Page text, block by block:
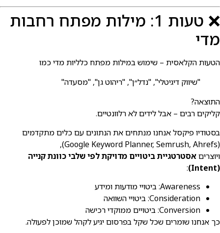
❌ טעות 1: מילות מפתח רחבות
מדי
הטעות הקלאסית – שימוש במילות מפתח כלליות מדי כמו
"שיווק דיגיטלי", "נדל״ן", "ריהוט גן", "מסעדה"
התוצאה?
קליקים רבים – אבל לידים לא רלוונטיים.
בסטודיו פיקסל אנחנו מנתחים את הנתונים עם כלים מתקדמים
(Google Keyword Planner, Semrush, Ahrefs),
ויוצריםאסטרטגיית ביטויים מדויקת לפי שלבי כוונת קנייה
(Intent)
:
Awareness: ביטויי מודעות ומידע
Consideration: ביטויי השוואה
Conversion: ביטויים ממוקדי רכישה
כך אנחנו שומרים שכל שקל בפרסום יגיע לקהל שמוכן לפעולה.